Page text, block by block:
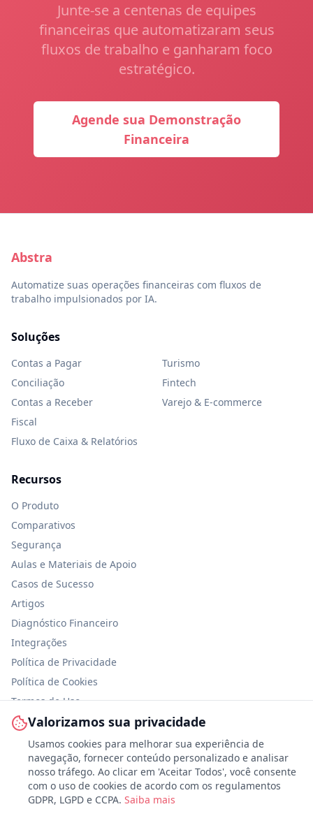
Valorizamos sua privacidade
Usamos cookies para melhorar sua experiência de
navegação, fornecer conteúdo personalizado e analisar
nosso tráfego. Ao clicar em 'Aceitar Todos', você consente
com o uso de cookies de acordo com os regulamentos
GDPR, LGPD e CCPA. Saiba mais
Junte-se a centenas de equipes
financeiras que automatizaram seus
fluxos de trabalho e ganharam foco
estratégico.
Agende sua Demonstração
Financeira
Abstra
Automatize suas operações financeiras com fluxos de
trabalho impulsionados por IA.
Soluções
Contas a Pagar
Conciliação
Contas a Receber
Fiscal
Fluxo de Caixa & Relatórios
Turismo
Fintech
Varejo & E-commerce
Recursos
O Produto
Comparativos
Segurança
Aulas e Materiais de Apoio
Casos de Sucesso
Artigos
Diagnóstico Financeiro
Integrações
Política de Privacidade
Política de Cookies
Termos de Uso
Segurança da Informação
Personalizar